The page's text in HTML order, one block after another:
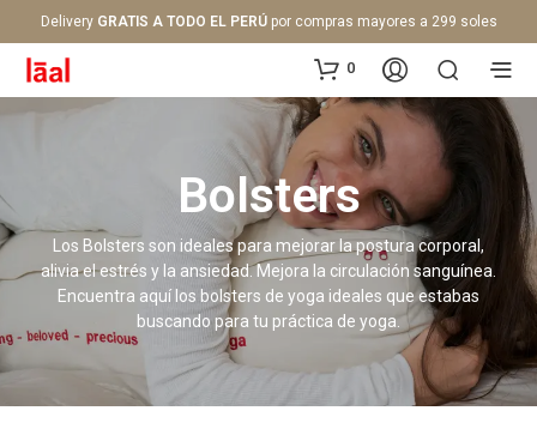
Delivery GRATIS A TODO EL PERÚpor compras mayores a 299 soles
0
Bolsters
Los Bolsters son ideales para mejorar la postura corporal,
alivia el estrés y la ansiedad. Mejora la circulación sanguínea.
Encuentra aquí los bolsters de yoga ideales que estabas
buscando para tu práctica de yoga.